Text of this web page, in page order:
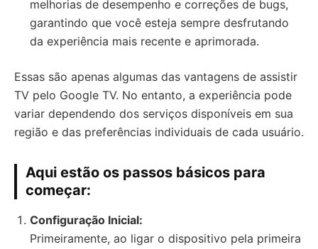
melhorias de desempenho e correções de bugs,
garantindo que você esteja sempre desfrutando
da experiência mais recente e aprimorada.
Essas são apenas algumas das vantagens de assistir
TV pelo Google TV. No entanto, a experiência pode
variar dependendo dos serviços disponíveis em sua
região e das preferências individuais de cada usuário.
Aqui estão os passos básicos para
começar:
Configuração Inicial:
Primeiramente, ao ligar o dispositivo pela primeira